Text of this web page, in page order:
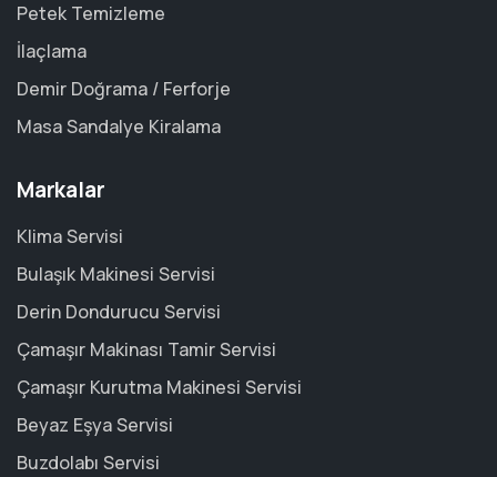
Petek Temizleme
İlaçlama
Demir Doğrama / Ferforje
Masa Sandalye Kiralama
Markalar
Klima Servisi
Bulaşık Makinesi Servisi
Derin Dondurucu Servisi
Çamaşır Makinası Tamir Servisi
Çamaşır Kurutma Makinesi Servisi
Beyaz Eşya Servisi
Buzdolabı Servisi